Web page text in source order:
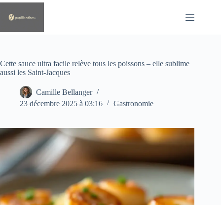
Passer
contenu
Cette sauce ultra facile relève tous les poissons – elle sublime
aussi les Saint-Jacques
Camille Bellanger
23 décembre 2025 à 03:16
Gastronomie